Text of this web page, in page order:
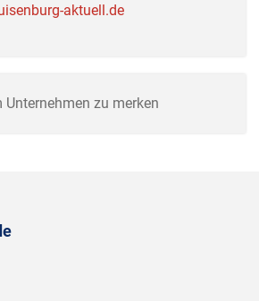
aktuell.de
Unternehmen zu merken